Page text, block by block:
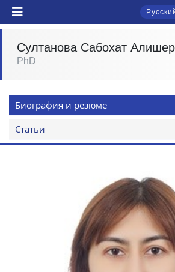
Почта
отправить
Султанова Сабохат
PhD
Биография и резюме
Статьи
приёмной комиссии ТГЮУ.
Выберите тему — затем появятся
конкретные вопросы:
1. Документы (бакалавр) (5)